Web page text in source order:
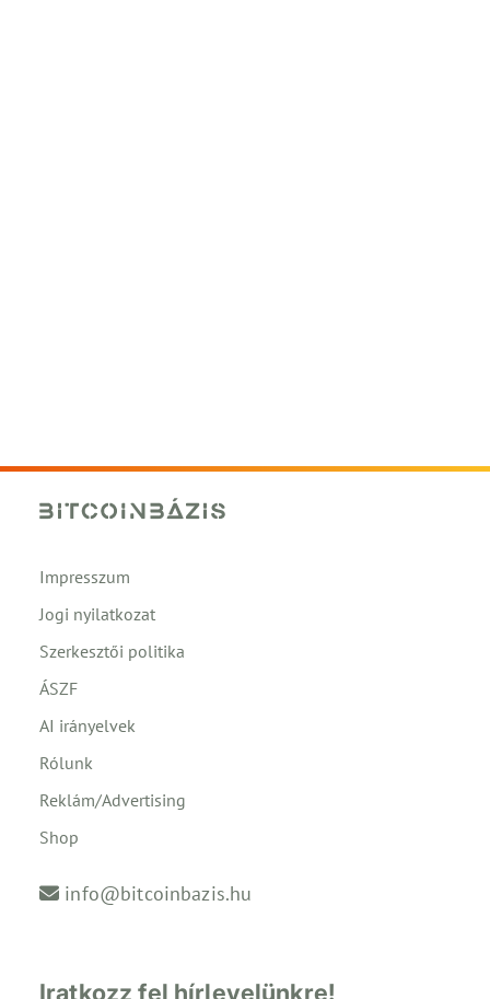
Impresszum
Jogi nyilatkozat
Szerkesztői politika
ÁSZF
AI irányelvek
Rólunk
Reklám/Advertising
Shop
info@bitcoinbazis.hu
Iratkozz fel hírlevelünkre!